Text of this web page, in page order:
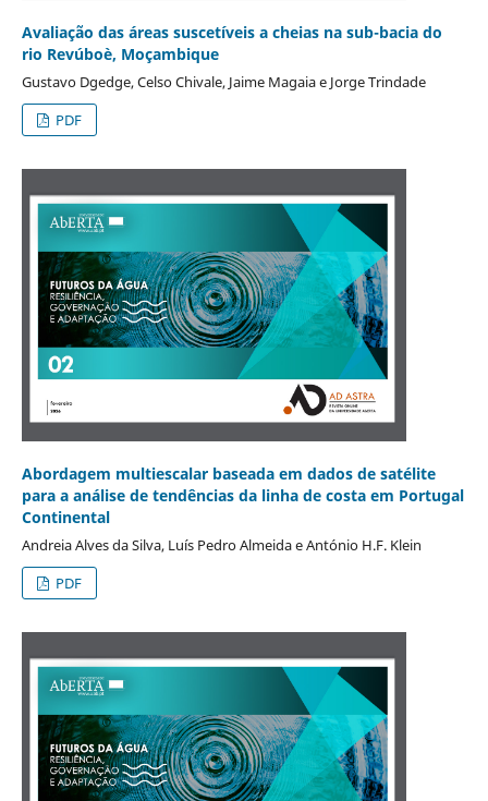
Avaliação das áreas suscetíveis a cheias na sub-bacia do
rio Revúboè, Moçambique
Gustavo Dgedge, Celso Chivale, Jaime Magaia e Jorge Trindade
PDF
Abordagem multiescalar baseada em dados de satélite
para a análise de tendências da linha de costa em Portugal
Continental
Andreia Alves da Silva, Luís Pedro Almeida e António H.F. Klein
PDF